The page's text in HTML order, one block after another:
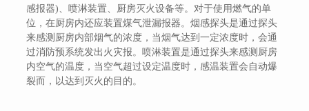
感报器)、喷淋装置、厨房灭火设备等。对于使用燃气的单
位，在厨房内还应装置煤气泄漏报器。烟感探头是通过探头
来感测厨房内部烟气的浓度，当烟气达到一定浓度时，会通
过消防预系统发出火灾报。喷淋装置是通过探头来感测厨房
内空气的温度，当空气超过设定温度时，感温装置会自动爆
裂而，以达到灭火的目的。